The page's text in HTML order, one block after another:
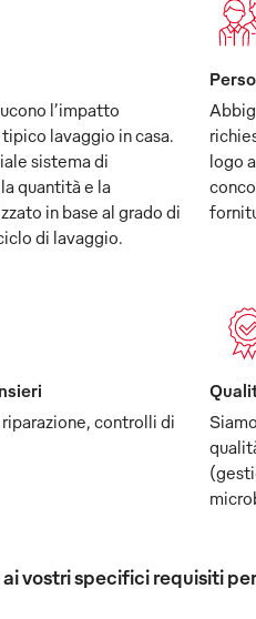
l’impatto
lavaggio in casa.
sistema di
quantità e la
in base al grado di
di lavaggio.
logo
controlli di
vostri specifici requisiti